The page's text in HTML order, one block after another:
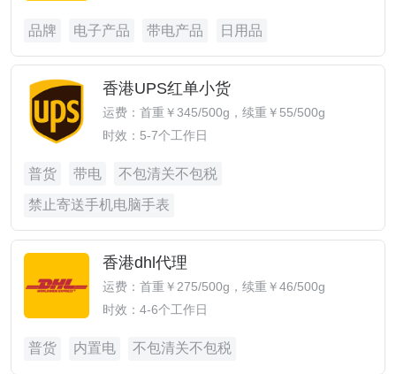
品牌 电子产品 带电产品 日用品
香港UPS红单小货
运费：首重￥345/500g，续重￥55/500g
时效：5-7个工作日
普货 带电 不包清关不包税
禁止寄送手机电脑手表
香港dhl代理
运费：首重￥275/500g，续重￥46/500g
时效：4-6个工作日
普货 内置电 不包清关不包税